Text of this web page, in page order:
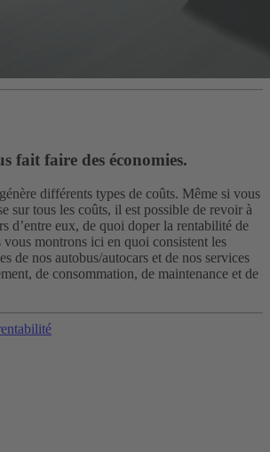
fait faire des économies.
différents types de coûts. Même si vous
sur tous les coûts, il est possible de revoir à
d’entre eux, de quoi doper la rentabilité de
montrons ici en quoi consistent les
de nos autobus/autocars et de nos services
de consommation, de maintenance et de